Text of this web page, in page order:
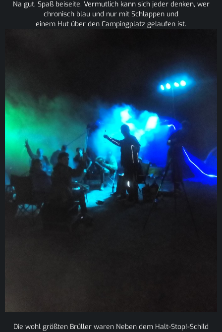
Na gut, Spaß beiseite. Vermutlich kann sich jeder denken, wer
chronisch blau und nur mit Schlappen und
einem Hut über den Campingplatz gelaufen ist.
Die wohl größten Brüller waren Neben dem Halt-Stop!-Schild